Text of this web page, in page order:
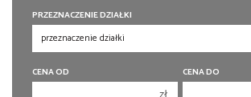
PRZEZNACZENIE DZIAŁKI
CENA OD CENA DO